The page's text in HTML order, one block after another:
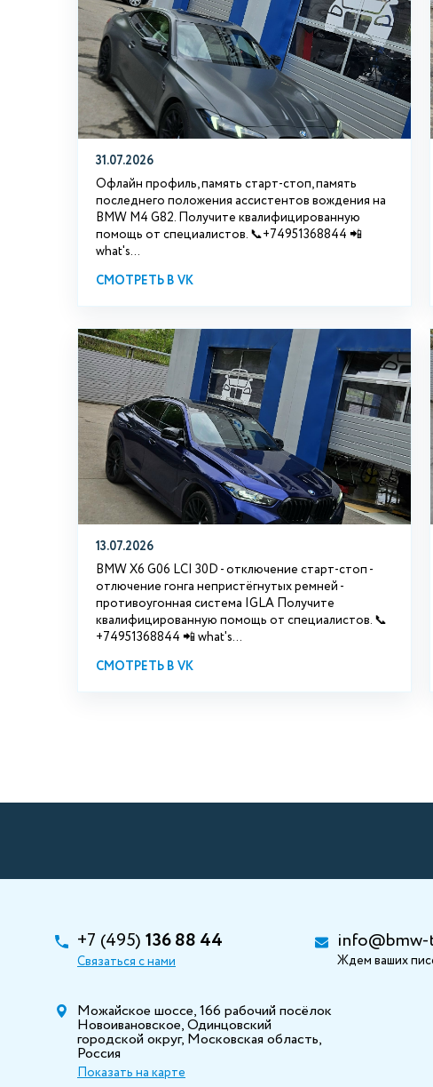
31.07.2026
Офлайн профиль, память старт-стоп, память
последнего положения ассистентов вождения на
BMW М4 G82. Получите квалифицированную
помощь от специалистов. 📞+74951368844 📲
what's...
СМОТРЕТЬ В VK
13.07.2026
BMW X6 G06 LCI 30D - отключение старт-стоп -
отлючение гонга непристёгнутых ремней -
противоугонная система IGLA Получите
квалифицированную помощь от специалистов. 📞
+74951368844 📲 what's...
СМОТРЕТЬ В VK
+7 (495) 136 88 44
Связаться с нами Ждем ваших
Можайское шоссе, 166 рабочий посёлок
Новоивановское, Одинцовский
городской округ, Московская область,
Россия
Показать на карте